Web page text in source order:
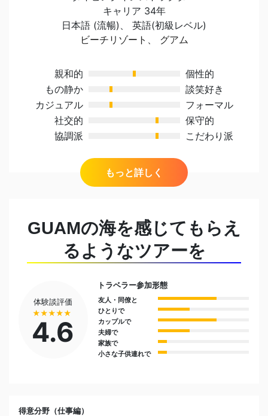
キャリア 34年
日本語 (流暢)、 英語(初級レベル)
ビーチリゾート 、 グアム
親和的
個性的
もの静か
談笑好き
カジュアル
フォーマル
社交的
保守的
協調派
こだわり派
日本
これまでに住んだことがある国や都市
今まで行った中で一番好きな旅行先とエピソード
モルディブ のんびりリゾートを味わえるところ
が良いですね。
好きな季節
GUAMの海を感じてもらえ
るようなツアーを
体験談評価
★★★★★
4.6
トラベラー参加形態
友人・同僚と
ひとりで
カップルで
夫婦で
家族で
小さな子供連れで
得意分野（仕事編）